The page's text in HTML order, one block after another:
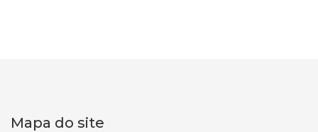
Mapa do site